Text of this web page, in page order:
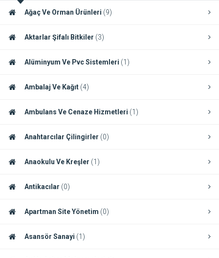
Ağaç Ve Orman Ürünleri (9)
Aktarlar Şifalı Bitkiler (3)
Alüminyum Ve Pvc Sistemleri (1)
Ambalaj Ve Kağıt (4)
Ambulans Ve Cenaze Hizmetleri (1)
Anahtarcılar Çilingirler (0)
Anaokulu Ve Kreşler (1)
Antikacılar (0)
Apartman Site Yönetim (0)
Asansör Sanayi (1)